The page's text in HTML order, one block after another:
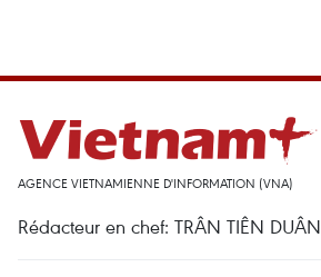
AGENCE VIETNAMIENNE D'INFORMATION (VNA)
Rédacteur en chef: TRÂN TIÊN DUÂN